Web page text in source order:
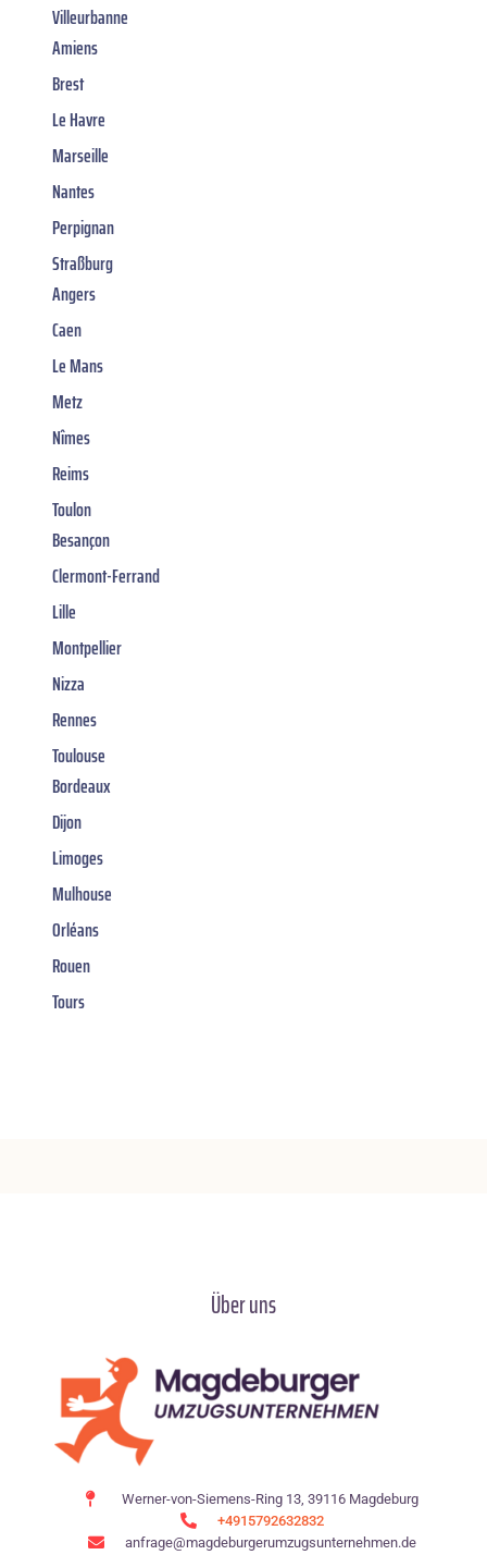
Villeurbanne
Amiens
Brest
Le Havre
Marseille
Nantes
Perpignan
Straßburg
Angers
Caen
Le Mans
Metz
Nîmes
Reims
Toulon
Besançon
Clermont-Ferrand
Lille
Montpellier
Nizza
Rennes
Toulouse
Bordeaux
Dijon
Limoges
Mulhouse
Orléans
Rouen
Tours
Über uns
Werner-von-Siemens-Ring 13, 39116 Magdeburg
+4915792632832
anfrage@magdeburgerumzugsunternehmen.de